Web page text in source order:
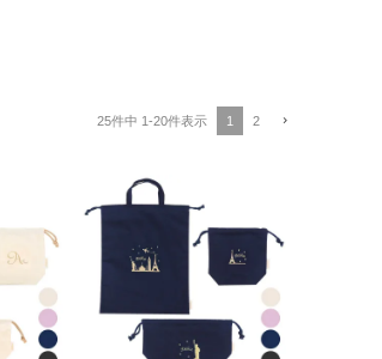
25件中 1-20件表示 1 2